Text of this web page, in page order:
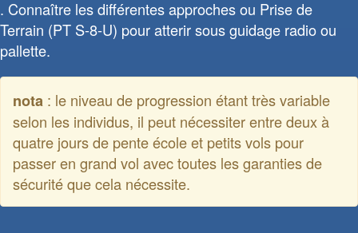
Connaître les différentes approches ou Prise de
Terrain (PT S-8-U) pour atterir sous guidage radio ou
pallette.
nota : le niveau de progression étant très variable
selon les individus, il peut nécessiter entre deux à
quatre jours de pente école et petits vols pour
passer en grand vol avec toutes les garanties de
sécurité que cela nécessite.